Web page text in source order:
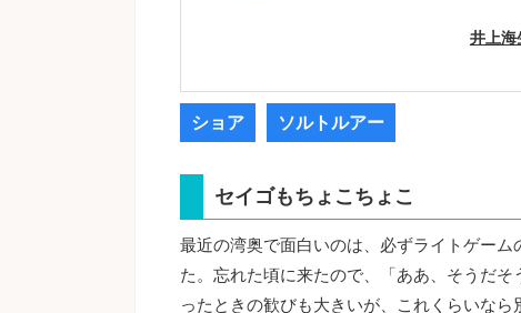
井上海
ショア ソルトルアー
セイゴもちょこちょこ
最近の湾奥で面白いのは、必ずライトゲー
た。忘れた頃に来たので、「ああ、そうだ
ったときの歓びも大きいが、これくらいなら